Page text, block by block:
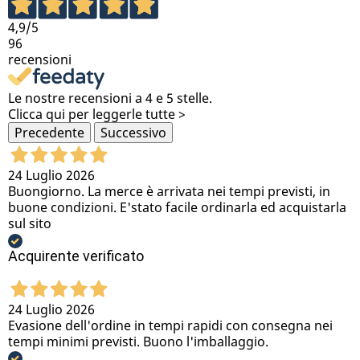
4,9/5
96
recensioni
Le nostre recensioni a 4 e 5 stelle.
Clicca qui per leggerle tutte >
Precedente
Successivo
24 Luglio 2026
Buongiorno. La merce è arrivata nei tempi previsti, in
buone condizioni. E'stato facile ordinarla ed acquistarla
sul sito
Acquirente verificato
24 Luglio 2026
Evasione dell'ordine in tempi rapidi con consegna nei
tempi minimi previsti. Buono l'imballaggio.